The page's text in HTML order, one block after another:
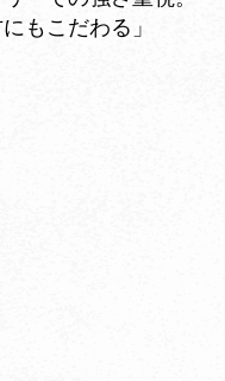
もこだわる」